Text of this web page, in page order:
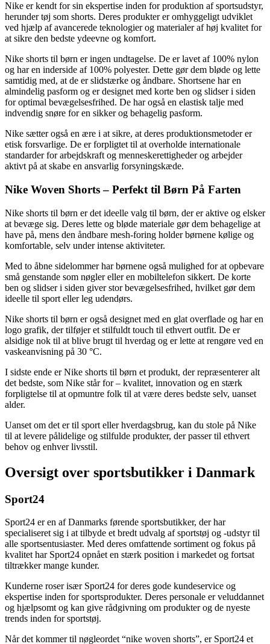
Nike er kendt for sin ekspertise inden for produktion af sportsudstyr,
herunder tøj som shorts. Deres produkter er omhyggeligt udviklet
ved hjælp af avancerede teknologier og materialer af høj kvalitet for
at sikre den bedste ydeevne og komfort.
Nike shorts til børn er ingen undtagelse. De er lavet af 100% nylon
og har en inderside af 100% polyester. Dette gør dem bløde og lette
samtidig med, at de er slidstærke og åndbare. Shortsene har en
almindelig pasform og er designet med korte ben og slidser i siden
for optimal bevægelsesfrihed. De har også en elastisk talje med
indvendig snøre for en sikker og behagelig pasform.
Nike sætter også en ære i at sikre, at deres produktionsmetoder er
etisk forsvarlige. De er forpligtet til at overholde internationale
standarder for arbejdskraft og menneskerettigheder og arbejder
aktivt på at skabe en ansvarlig forsyningskæde.
Nike Woven Shorts – Perfekt til Børn På Farten
Nike shorts til børn er det ideelle valg til børn, der er aktive og elsker
at bevæge sig. Deres lette og bløde materiale gør dem behagelige at
have på, mens den åndbare mesh-foring holder børnene kølige og
komfortable, selv under intense aktiviteter.
Med to åbne sidelommer har børnene også mulighed for at opbevare
små genstande som nøgler eller en mobiltelefon sikkert. De korte
ben og slidser i siden giver stor bevægelsesfrihed, hvilket gør dem
ideelle til sport eller leg udendørs.
Nike shorts til børn er også designet med en glat overflade og har en
logo grafik, der tilføjer et stilfuldt touch til ethvert outfit. De er
alsidige nok til at blive brugt til hverdag og er lette at rengøre ved en
vaskeanvisning på 30 °C.
I sidste ende er Nike shorts til børn et produkt, der repræsenterer alt
det bedste, som Nike står for – kvalitet, innovation og en stærk
forpligtelse til at opmuntre folk til at være deres bedste selv, uanset
alder.
Uanset om det er til sport eller hverdagsbrug, kan du stole på Nike
til at levere pålidelige og stilfulde produkter, der passer til ethvert
behov og enhver livsstil.
Oversigt over sportsbutikker i Danmark
Sport24
Sport24 er en af ​​Danmarks førende sportsbutikker, der har
specialiseret sig i at tilbyde et bredt udvalg af sportstøj og -udstyr til
alle sportsentusiaster. Med deres omfattende sortiment og fokus på
kvalitet har Sport24 opnået en stærk position i markedet og fortsat
tiltrækker mange kunder.
Kunderne roser især Sport24 for deres gode kundeservice og
ekspertise inden for sportsprodukter. Deres personale er veluddannet
og hjælpsomt og kan give rådgivning om produkter og de nyeste
trends inden for sportstøj.
Når det kommer til nøgleordet “nike woven shorts”, er Sport24 et